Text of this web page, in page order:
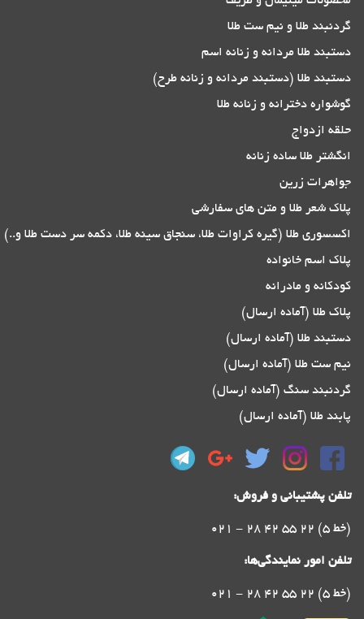
گردنبند طلا و نیم ست طلا
دستبند طلا مردانه و زنانه اسم
دستبند طلا (دستبند مردانه و زنانه طرح)
گوشواره دخترانه و زنانه طلا
حلقه ازدواج
انگشتر طلا ساده زنانه
جواهرات زرین
پلاک شعر طلا و متن های سفارشی
اکسسوری طلا (گیره کراوات طلا، سنجاق سینه طلا، دکمه سر دست طلا و..)
پلاک اسم خانواده
کودکانه و مادرانه
پلاک طلا (آماده ارسال)
دستبند طلا (آماده ارسال)
نیم ست طلا (آماده ارسال)
گردنبند سنگ (آماده ارسال)
پابند طلا (آماده ارسال)
تلفن پشتیبانی و فروش:
021 - 28 42 55 22 (5 خط)
تلفن امور نمایندگی‌ها:
021 - 28 42 55 22 (5 خط)